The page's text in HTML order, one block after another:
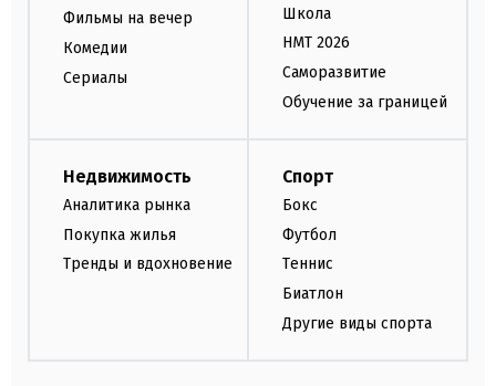
Фильмы на вечер
Комедии
Сериалы
Школа
НМТ 2026
Саморазвитие
Обучение за границей
Недвижимость
Аналитика рынка
Покупка жилья
Тренды и вдохновение
Спорт
Бокс
Футбол
Теннис
Биатлон
Другие виды спорта